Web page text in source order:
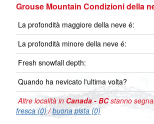
Grouse Mountain Condizioni della
La profondità maggiore della neve é:
La profondità minore della neve é:
Fresh snowfall depth:
Quando ha nevicato l'ultima volta?
Altre località in Canada - BCstanno
fresca (0)/buona pista (0)